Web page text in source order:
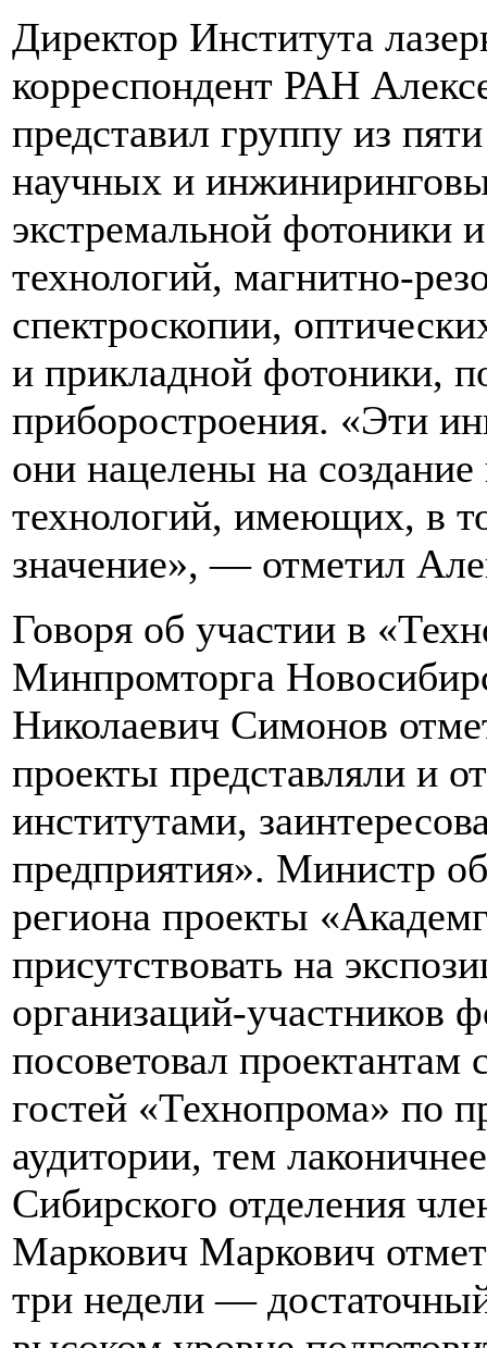
Директор Института
корреспондент РАН
представил группу из
научных и
экстремальной фотоники
технологий, магнитно-
спектроскопии,
и прикладной фотоники,
приборостроения. «Эти
они нацелены на
технологий, имеющих, в
значение», — отметил
Говоря об участии в
Минпромторга
Николаевич Симонов
проекты представляли и
институтами,
предприятия». Министр
региона проекты
присутствовать на
организаций-участников
посоветовал проектантам
гостей «Технопрома» по
аудитории, тем
Сибирского отделения
Маркович Маркович
три недели —